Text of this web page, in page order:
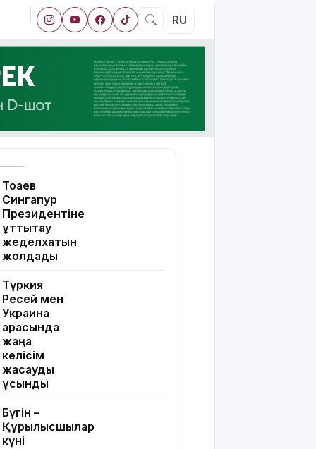
RU
Тоқаев
Сингапур
Президентіне
құттықтау
жеделхатын
жолдады
Түркия
Ресей мен
Украина
арасында
жаңа
келісім
жасауды
ұсынды
Бүгін –
Құрылысшылар
күні